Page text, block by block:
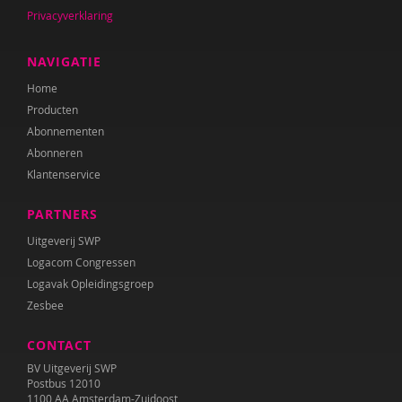
Rebecca Beck
Anke van Beckhoven
Celeste Bekkering
Joop Berding
Kim van den Berg
Maria Hetty van den Berg
Nicolette van den Berg
Willeke van den Berg-Meijerhoven
Privacyverklaring
NAVIGATIE
Home
Producten
Abonnementen
Abonneren
Klantenservice
PARTNERS
Uitgeverij SWP
Logacom Congressen
Logavak Opleidingsgroep
Zesbee
CONTACT
BV Uitgeverij SWP
Postbus 12010
1100 AA Amsterdam-Zuidoost